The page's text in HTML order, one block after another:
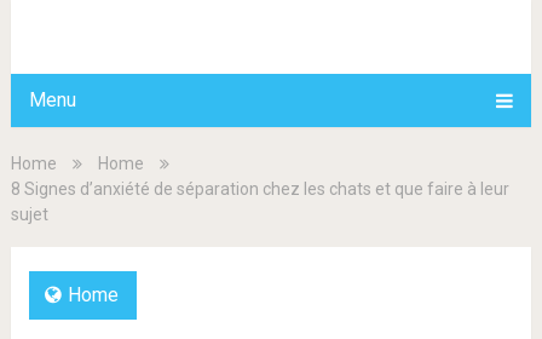
Menu
Home
Home
8 Signes d’anxiété de séparation chez les chats et que faire à leur
sujet
Home